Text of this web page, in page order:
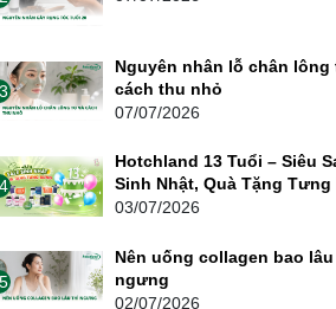
Nguyên nhân lỗ chân lông
cách thu nhỏ
07/07/2026
Hotchland 13 Tuổi – Siêu
Sinh Nhật, Quà Tặng
03/07/2026
Nên uống collagen bao
ngưng
02/07/2026